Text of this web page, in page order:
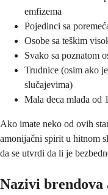
emfizema
Pojedinci sa
Osobe sa teškim
Svako sa poznatom
Trudnice (osim ako
slučajevima)
Mala deca mlađa od
Ako imate neko od ovih
amonijačni spirit u hitnom
da se utvrdi da li je
Nazivi brendova